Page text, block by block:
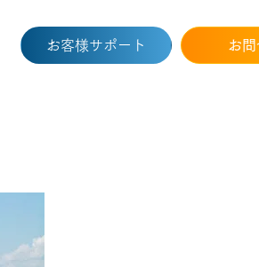
お客様サポート お